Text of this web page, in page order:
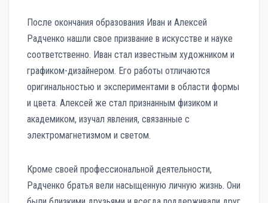
После окончания образования Иван и Алексей
Радченко нашли свое призвание в искусстве и науке
соответственно. Иван стал известным художником и
графиком-дизайнером. Его работы отличаются
оригинальностью и экспериментами в области формы
и цвета. Алексей же стал признанным физиком и
академиком, изучал явления, связанные с
электромагнетизмом и светом.
Кроме своей профессиональной деятельности,
Радченко братья вели насыщенную личную жизнь. Они